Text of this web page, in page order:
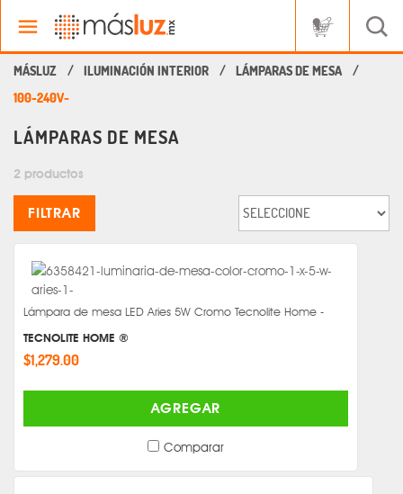
ILUMINACIÓN INTERIOR
LÁMPARAS DE MESA
100-240V~
LÁMPARAS DE MESA
2 productos
FILTRAR
Lámpara de mesa LED Aries 5W Cromo Tecnolite Home -
TECNOLITE HOME ®
$1,279.00
AGREGAR
Comparar